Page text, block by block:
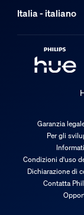
Italia - italiano
Garanzia
Per gli
Condizioni d'uso
Dichiarazione di
Contatta